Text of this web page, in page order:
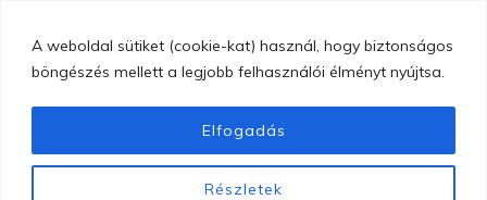
A weboldal sütiket (cookie-kat) használ, hogy biztonságos
böngészés mellett a legjobb felhasználói élményt nyújtsa.
Részletek
Elfogadás
GYÖNGYÖSI
Gyöngyösi
MENU